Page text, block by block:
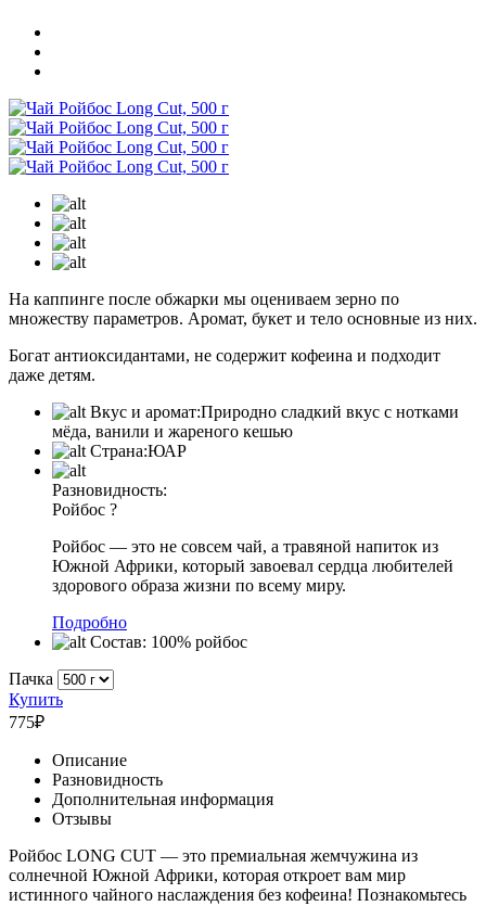
На каппинге после обжарки мы оцениваем зерно по
множеству параметров. Аромат, букет и тело основные из них.
Богат антиоксидантами, не содержит кофеина и подходит
даже детям.
Вкус и аромат:Природно сладкий вкус с нотками
мёда, ванили и жареного кешью
Страна:ЮАР
Разновидность:
Ройбос ?
Ройбос — это не совсем чай, а травяной напиток из
Южной Африки, который завоевал сердца любителей
здорового образа жизни по всему миру.
Подробно
Состав: 100% ройбос
Пачка
Купить
775₽
Описание
Разновидность
Дополнительная информация
Отзывы
Ройбос LONG CUT — это премиальная жемчужина из
солнечной Южной Африки, которая откроет вам мир
истинного чайного наслаждения без кофеина! Познакомьтесь